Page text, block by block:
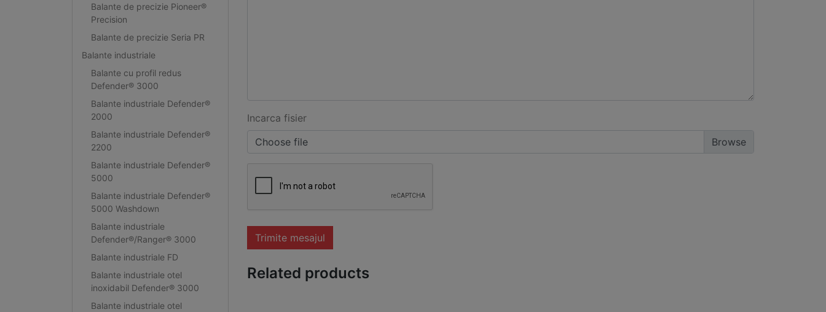
Balante de precizie Pioneer®
Precision
Balante de precizie Seria PR
Balante industriale
Balante cu profil redus
Defender® 3000
Balante industriale Defender®
2000
Balante industriale Defender®
2200
Balante industriale Defender®
5000
Balante industriale Defender®
5000 Washdown
Balante industriale
Defender®/Ranger® 3000
Balante industriale FD
Balante industriale otel
inoxidabil Defender® 3000
Balante industriale otel
Incarca fisier
Choose file
Trimite mesajul
Related products